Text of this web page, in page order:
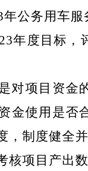
公务用车
年度目标
对项目资
金使用是否
，制度健全
核项目产出